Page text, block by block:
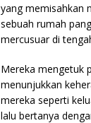
yang memisahkan
sebuah rumah
mercusuar di
Mereka mengetuk
menunjukkan
mereka seperti
lalu bertanya